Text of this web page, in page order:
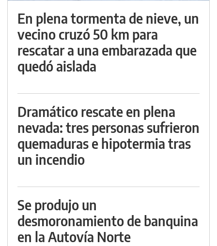
En plena tormenta de nieve, un
vecino cruzó 50 km para
rescatar a una embarazada que
quedó aislada
Dramático rescate en plena
nevada: tres personas sufrieron
quemaduras e hipotermia tras
un incendio
Se produjo un
desmoronamiento de banquina
en la Autovía Norte